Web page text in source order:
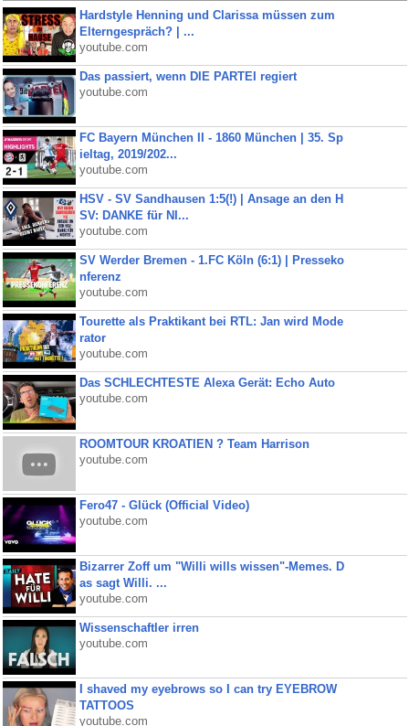
Hardstyle Henning und Clarissa müssen zum
Elterngespräch? | ...
youtube.com
Das passiert, wenn DIE PARTEI regiert
youtube.com
FC Bayern München II - 1860 München | 35. Sp
ieltag, 2019/202...
youtube.com
HSV - SV Sandhausen 1:5(!) | Ansage an den H
SV: DANKE für NI...
youtube.com
SV Werder Bremen - 1.FC Köln (6:1) | Presseko
nferenz
youtube.com
Tourette als Praktikant bei RTL: Jan wird Mode
rator
youtube.com
Das SCHLECHTESTE Alexa Gerät: Echo Auto
youtube.com
ROOMTOUR KROATIEN ? Team Harrison
youtube.com
Fero47 - Glück (Official Video)
youtube.com
Bizarrer Zoff um "Willi wills wissen"-Memes. D
as sagt Willi. ...
youtube.com
Wissenschaftler irren
youtube.com
I shaved my eyebrows so I can try EYEBROW
TATTOOS
youtube.com